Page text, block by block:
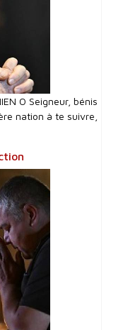
O Seigneur, bénis
nation à te suivre,